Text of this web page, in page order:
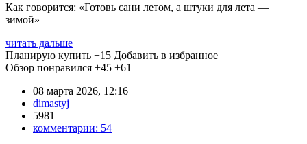
Как говорится: «Готовь сани летом, а штуки для лета —
зимой»
читать дальше
Планирую купить +15 Добавить в избранное
Обзор понравился +45 +61
08 марта 2026, 12:16
dimastyj
5981
комментарии: 54